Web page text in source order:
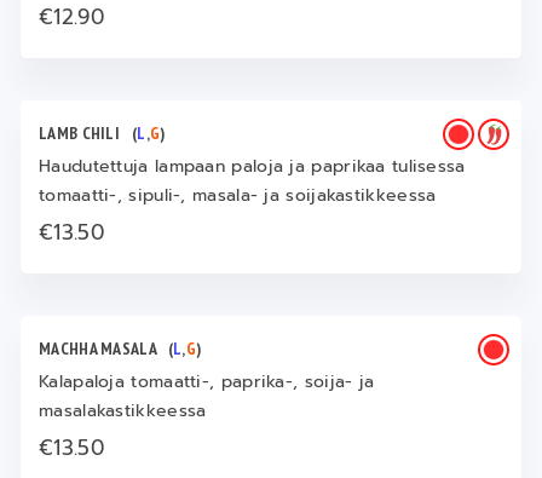
€12.90
LAMB CHILI (L,G)
Haudutettuja lampaan paloja ja paprikaa tulisessa
tomaatti-, sipuli-, masala- ja soijakastikkeessa
€13.50
MACHHA MASALA (L,G)
Kalapaloja tomaatti-, paprika-, soija- ja
masalakastikkeessa
€13.50